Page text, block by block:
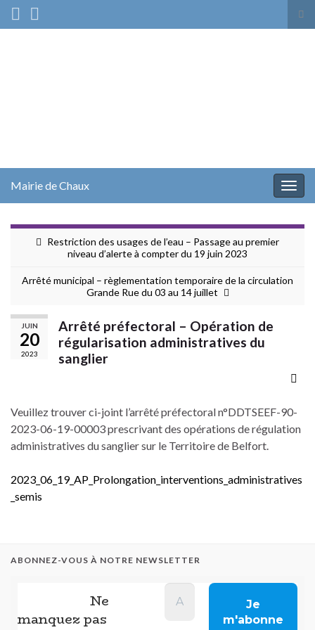
Mairie de Chaux
Restriction des usages de l’eau – Passage au premier
niveau d’alerte à compter du 19 juin 2023
Arrêté municipal – règlementation temporaire de la circulation
Grande Rue du 03 au 14 juillet
JUIN
20
2023
Arrêté préfectoral – Opération de
régularisation administratives du
sanglier
Veuillez trouver ci-joint l’arrêté préfectoral n°DDTSEEF-90-
2023-06-19-00003 prescrivant des opérations de régulation
administratives du sanglier sur le Territoire de Belfort.
2023_06_19_AP_Prolongation_interventions_administratives
_semis
ABONNEZ-VOUS À NOTRE NEWSLETTER
Ne
manquez pas